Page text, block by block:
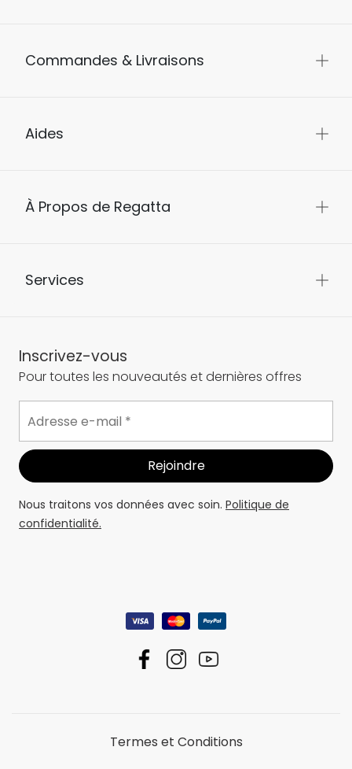
Commandes & Livraisons
Aides
À Propos de Regatta
Services
Inscrivez-vous
Pour toutes les nouveautés et dernières offres
Nous traitons vos données avec soin. Politique de
confidentialité.
Termes et Conditions